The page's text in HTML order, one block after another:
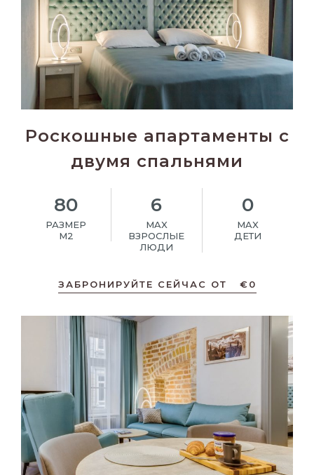
Роскошные апартаменты с
двумя спальнями
80
РАЗМЕР
M2
6
MAX
ВЗРОСЛЫЕ
ЛЮДИ
0
MAX
ДЕТИ
ЗАБРОНИРУЙТЕ СЕЙЧАС ОТ €0